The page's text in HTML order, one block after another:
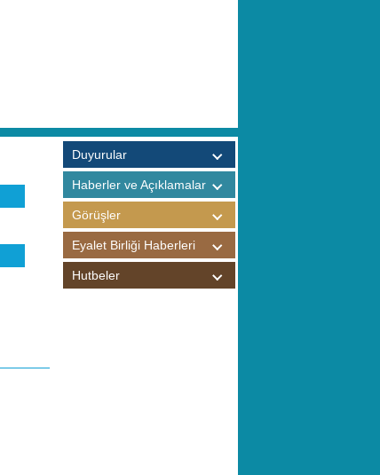
Duyurular
Haberler ve Açıklamalar
Görüşler
Eyalet Birliği Haberleri
Hutbeler